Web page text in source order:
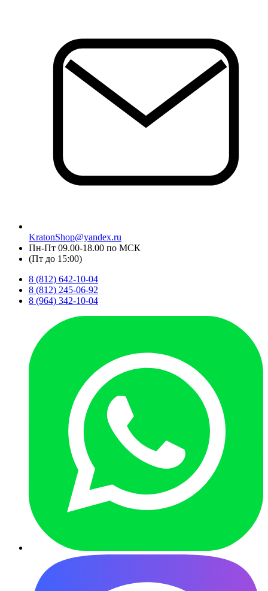
KratonShop@yandex.ru
Пн-Пт 09.00-18.00 по МСК
(Пт до 15:00)
8 (812) 642-10-04
8 (812) 245-06-92
8 (964) 342-10-04